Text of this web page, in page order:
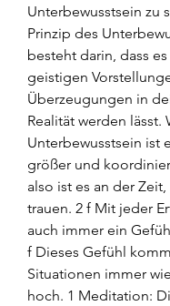
Unterbewusstsein zu
Prinzip des
besteht darin, dass
geistigen
Überzeugungen in
Realität werden lässt.
Unterbewusstsein ist
größer und
also ist es an der
trauen. 2 f Mit jeder
auch immer ein
f Dieses Gefühl
Situationen immer
hoch. 1 Meditation: